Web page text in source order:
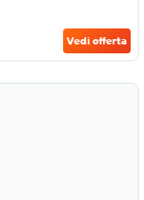
Vedi offerta